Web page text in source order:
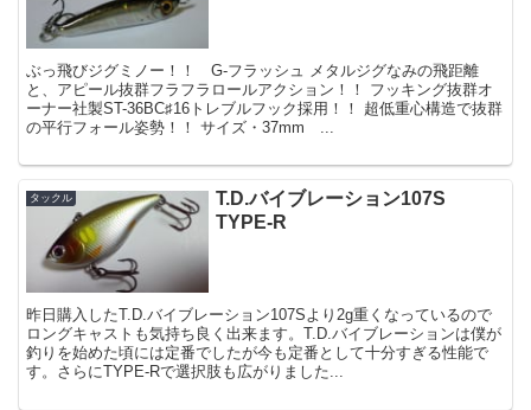
ぶっ飛びジグミノー！！ G-フラッシュ メタルジグなみの飛距離
と、アピール抜群フラフラロールアクション！！ フッキング抜群オ
ーナー社製ST-36BC♯16トレブルフック採用！！ 超低重心構造で抜群
の平行フォール姿勢！！ サイズ・37mm ...
タックル
T.D.バイブレーション107S
TYPE-R
昨日購入したT.D.バイブレーション107Sより2g重くなっているので
ロングキャストも気持ち良く出来ます。T.D.バイブレーションは僕が
釣りを始めた頃には定番でしたが今も定番として十分すぎる性能で
す。さらにTYPE-Rで選択肢も広がりました...